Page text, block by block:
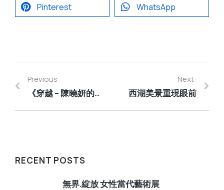
Pinterest WhatsApp
Previous:
《穿越 – 陳曉妍的藝術人生之旅》
Next:
西湖美景重現眼前
RECENT POSTS
無界.綻放 女性當代藝術展